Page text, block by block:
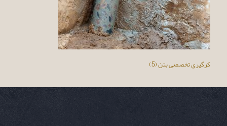
کرگیری تخصصی بتن (5)